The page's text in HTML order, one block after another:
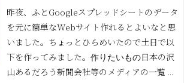
昨夜、ふとGoogleスプレッドシートのデータ
を元に簡単なWebサイト作れるとよいなと思
いました。 ちょっとひらめいたので土日で以
下を作ってみました。 作りたいもの日本の沢
山あるだろう新聞会社等のメディアの一覧 ...